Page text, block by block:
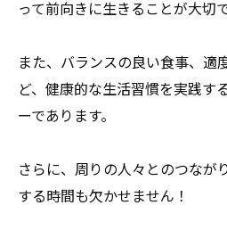
って前向きに生きることが大切で
また、バランスの良い食事、適
ど、 健康的な生活習慣を実践す
ーであります。
さらに、周りの人々とのつなが
する時間も欠かせません！